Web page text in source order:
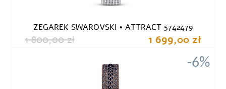
ZEGAREK SWAROVSKI • ATTRACT 5742479
1 800,00 zł 1 699,00 zł
-6%